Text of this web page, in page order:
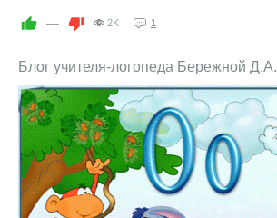
— 2K 1
Блог учителя-логопеда Бережной Д.А.